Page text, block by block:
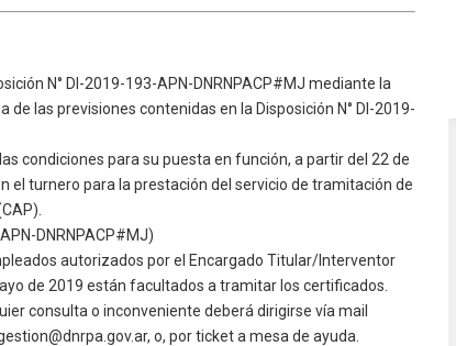
N° DI-2019-193-APN-DNRNPACP#MJ mediante la
de las previsiones contenidas en la Disposición N° DI-2019-
condiciones para su puesta en función, a partir del 22 de
el turnero para la prestación del servicio de tramitación de
DNRNPACP#MJ)
autorizados por el Encargado Titular/Interventor
de 2019 están facultados a tramitar los certificados.
consulta o inconveniente deberá dirigirse vía mail
o, por ticket a mesa de ayuda.